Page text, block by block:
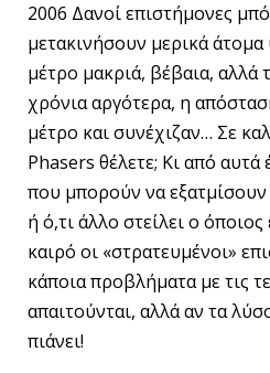
2006 Δανοί επιστήμονες
μετακινήσουν μερικά
μέτρο μακριά, βέβαια, αλλά
χρόνια αργότερα, η
μέτρο και συνέχιζαν… Σε
Phasers θέλετε; Κι από
που μπορούν να
ή ό,τι άλλο στείλει ο
καιρό οι «στρατευμένοι»
κάποια προβλήματα με τις
απαιτούνται, αλλά αν τα
πιάνει!